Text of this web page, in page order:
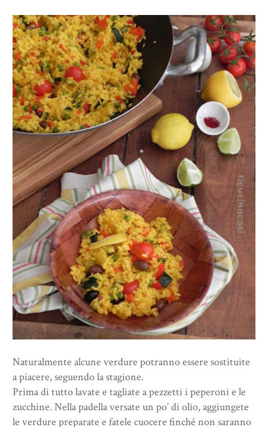
Naturalmente alcune verdure potranno essere sostituite
a piacere, seguendo la stagione.
Prima di tutto lavate e tagliate a pezzetti i peperoni e le
zucchine. Nella padella versate un po’ di olio, aggiungete
le verdure preparate e fatele cuocere finché non saranno